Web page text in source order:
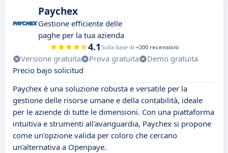
Paychex
Gestione efficiente delle
paghe per la tua azienda
4.1 Sulla base di +200 recensioni
Versione gratuita Prova gratuita
Demo gratuita
Precio bajo solicitud
Paychex è una soluzione robusta e versatile per la
gestione delle risorse umane e della contabilità, ideale
per le aziende di tutte le dimensioni. Con una piattaforma
intuitiva e strumenti all'avanguardia, Paychex si propone
come un'opzione valida per coloro che cercano
un'alternativa a Openpaye.